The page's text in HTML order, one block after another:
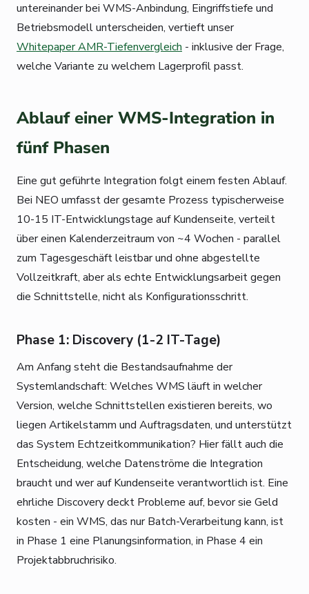
untereinander bei WMS-Anbindung, Eingriffstiefe und
Betriebsmodell unterscheiden, vertieft unser
Whitepaper AMR-Tiefenvergleich - inklusive der Frage,
welche Variante zu welchem Lagerprofil passt.
Ablauf einer WMS-Integration in
fünf Phasen
Eine gut geführte Integration folgt einem festen Ablauf.
Bei NEO umfasst der gesamte Prozess typischerweise
10-15 IT-Entwicklungstage auf Kundenseite, verteilt
über einen Kalenderzeitraum von ~4 Wochen - parallel
zum Tagesgeschäft leistbar und ohne abgestellte
Vollzeitkraft, aber als echte Entwicklungsarbeit gegen
die Schnittstelle, nicht als Konfigurationsschritt.
Phase 1: Discovery (1-2 IT-Tage)
Am Anfang steht die Bestandsaufnahme der
Systemlandschaft: Welches WMS läuft in welcher
Version, welche Schnittstellen existieren bereits, wo
liegen Artikelstamm und Auftragsdaten, und unterstützt
das System Echtzeitkommunikation? Hier fällt auch die
Entscheidung, welche Datenströme die Integration
braucht und wer auf Kundenseite verantwortlich ist. Eine
ehrliche Discovery deckt Probleme auf, bevor sie Geld
kosten - ein WMS, das nur Batch-Verarbeitung kann, ist
in Phase 1 eine Planungsinformation, in Phase 4 ein
Projektabbruchrisiko.